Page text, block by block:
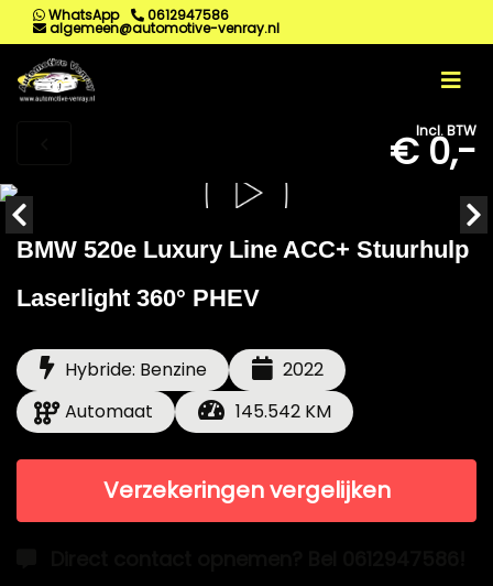
WhatsApp 0612947586
algemeen@automotive-venray.nl
Incl. BTW
€ 0,-
BMW 520e Luxury Line ACC+ Stuurhulp
Laserlight 360° PHEV
Hybride: Benzine
2022
Automaat
145.542 KM
Verzekeringen vergelijken